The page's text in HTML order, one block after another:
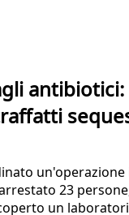
un'operazione
23
un